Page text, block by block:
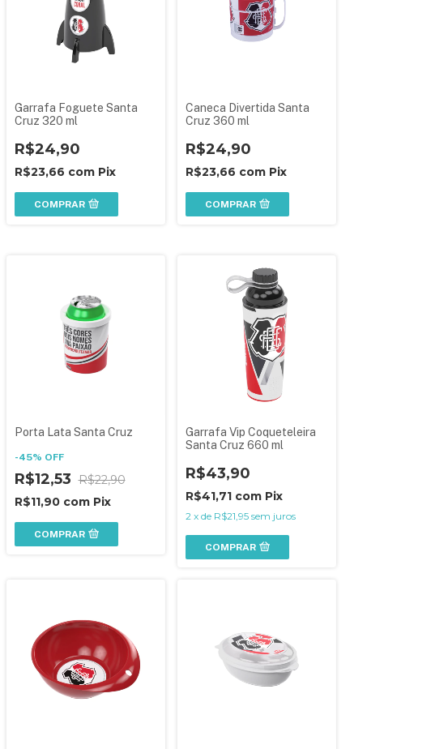
Garrafa Foguete Santa
Cruz 320 ml
R$24,90
R$23,66 com Pix
COMPRAR
Caneca Divertida Santa
Cruz 360 ml
R$24,90
R$23,66 com Pix
COMPRAR
Porta Lata Santa Cruz
-45% OFF
R$12,53 R$22,90
R$11,90 com Pix
COMPRAR
Garrafa Vip Coqueteleira
Santa Cruz 660 ml
R$43,90
R$41,71 com Pix
2 x de R$21,95 sem juros
COMPRAR